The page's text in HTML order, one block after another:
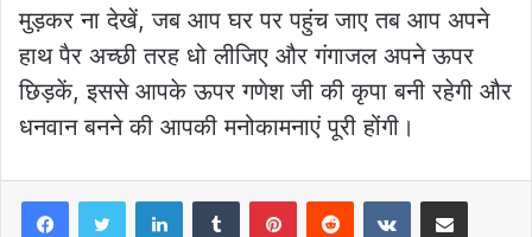
मुड़कर ना देखें, जब आप घर पर पहुंच जाए तब आप अपने
हाथ पैर अच्छी तरह धो लीजिए और गंगाजल अपने ऊपर
छिड़कें, इससे आपके ऊपर गणेश जी की कृपा बनी रहेगी और
धनवान बनने की आपकी मनोकामनाएं पूरी होंगी।
LinkedInTumblr PinterestReddit VKontakteShare via Email